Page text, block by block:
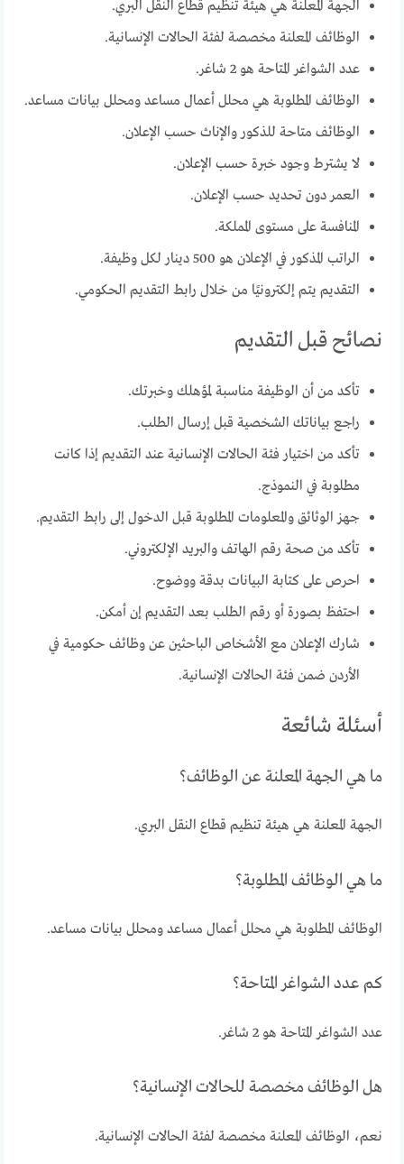
الجهة المعلنة هي هيئة تنظيم قطاع النقل البري.
الوظائف المعلنة مخصصة لفئة الحالات الإنسانية.
عدد الشواغر المتاحة هو 2 شاغر.
الوظائف المطلوبة هي محلل أعمال مساعد ومحلل بيانات مساعد.
الوظائف متاحة للذكور والإناث حسب الإعلان.
لا يشترط وجود خبرة حسب الإعلان.
العمر دون تحديد حسب الإعلان.
المنافسة على مستوى المملكة.
الراتب المذكور في الإعلان هو 500 دينار لكل وظيفة.
التقديم يتم إلكترونيًا من خلال رابط التقديم الحكومي.
نصائح قبل التقديم
تأكد من أن الوظيفة مناسبة لمؤهلك وخبرتك.
راجع بياناتك الشخصية قبل إرسال الطلب.
تأكد من اختيار فئة الحالات الإنسانية عند التقديم إذا كانت
مطلوبة في النموذج.
جهز الوثائق والمعلومات المطلوبة قبل الدخول إلى رابط التقديم.
تأكد من صحة رقم الهاتف والبريد الإلكتروني.
احرص على كتابة البيانات بدقة ووضوح.
احتفظ بصورة أو رقم الطلب بعد التقديم إن أمكن.
شارك الإعلان مع الأشخاص الباحثين عن وظائف حكومية في
الأردن ضمن فئة الحالات الإنسانية.
أسئلة شائعة
ما هي الجهة المعلنة عن الوظائف؟
الجهة المعلنة هي هيئة تنظيم قطاع النقل البري.
ما هي الوظائف المطلوبة؟
الوظائف المطلوبة هي محلل أعمال مساعد ومحلل بيانات مساعد.
كم عدد الشواغر المتاحة؟
عدد الشواغر المتاحة هو 2 شاغر.
هل الوظائف مخصصة للحالات الإنسانية؟
نعم، الوظائف المعلنة مخصصة لفئة الحالات الإنسانية.